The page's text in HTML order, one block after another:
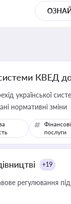
КВЕД
української
нормативні зміни
Фінансові
послуги
+19
регулювання